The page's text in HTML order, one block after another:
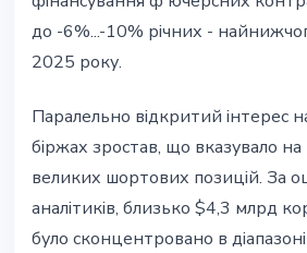
до -6%...-10% річних -
2025 року.
Паралельно відкритий інтерес
біржах зростав, що вказувало
великих шортових позицій. За
аналітиків, близько $4,3 млрд
було сконцентровано в